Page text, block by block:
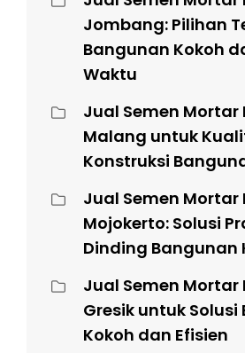
Jombang: Pilihan
Bangunan Kokoh
Waktu
Jual Semen Mortar
Malang untuk
Konstruksi
Jual Semen Mortar
Mojokerto: Solusi
Dinding Bangunan
Jual Semen Mortar
Gresik untuk
Kokoh dan Efisien